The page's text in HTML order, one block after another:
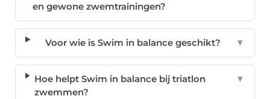
en gewone zwemtrainingen?
Voor wie is Swim in balance geschikt? ▼
Hoe helpt Swim in balance bij triatlon
zwemmen?
▼